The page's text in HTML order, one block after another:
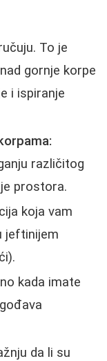
To je
gornje korpe
i ispiranje
različitog
prostora.
koja vam
jeftinijem
kada imate
da li su